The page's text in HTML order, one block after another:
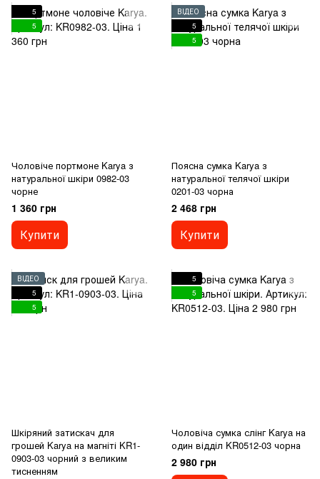
5
5
Чоловіче портмоне Karya з
натуральної шкіри 0982-03
чорне
1 360 грн
Купити
ВІДЕО
5
5
Поясна сумка Karya з
натуральної телячої шкіри
0201-03 чорна
2 468 грн
Купити
ВІДЕО
5
5
Шкіряний затискач для
грошей Karya на магніті KR1-
0903-03 чорний з великим
тисненням
5
5
Чоловіча сумка слінг Karya на
один відділ KR0512-03 чорна
2 980 грн